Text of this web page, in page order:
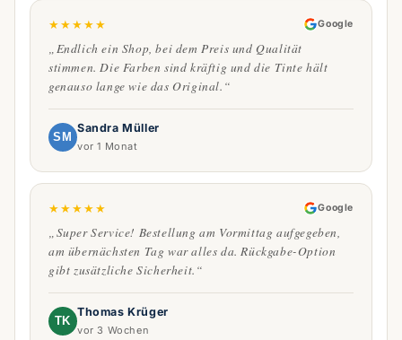
★★★★★ Google
„Endlich ein Shop, bei dem Preis und Qualität
stimmen. Die Farben sind kräftig und die Tinte hält
genauso lange wie das Original.“
SM
Sandra Müller
vor 1 Monat
★★★★★ Google
„Super Service! Bestellung am Vormittag aufgegeben,
am übernächsten Tag war alles da. Rückgabe-Option
gibt zusätzliche Sicherheit.“
TK
Thomas Krüger
vor 3 Wochen